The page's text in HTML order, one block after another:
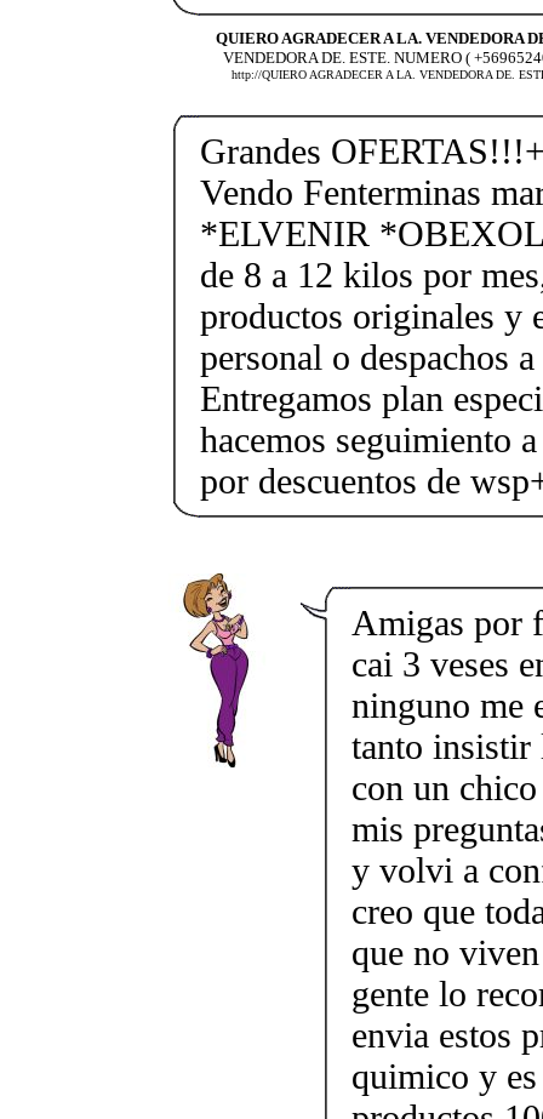
QUIERO AGRADECER A LA. VENDEDORA
VENDEDORA DE. ESTE. NUMERO (
http://QUIERO AGRADECER A LA. VENDEDORA DE.
Grandes
Vendo Fenterminas
*ELVENIR
de 8 a 12 kilos por
productos originales y
personal o despachos
Entregamos plan
hacemos seguimiento
por descuentos de
Amigas por
cai 3 veses
ninguno me
tanto insistir
con un
mis
y volvi a
creo que
que no
gente lo
envia estos
quimico y